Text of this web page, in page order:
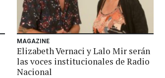
MAGAZINE
Elizabeth Vernaci y Lalo Mir serán
las voces institucionales de Radio
Nacional